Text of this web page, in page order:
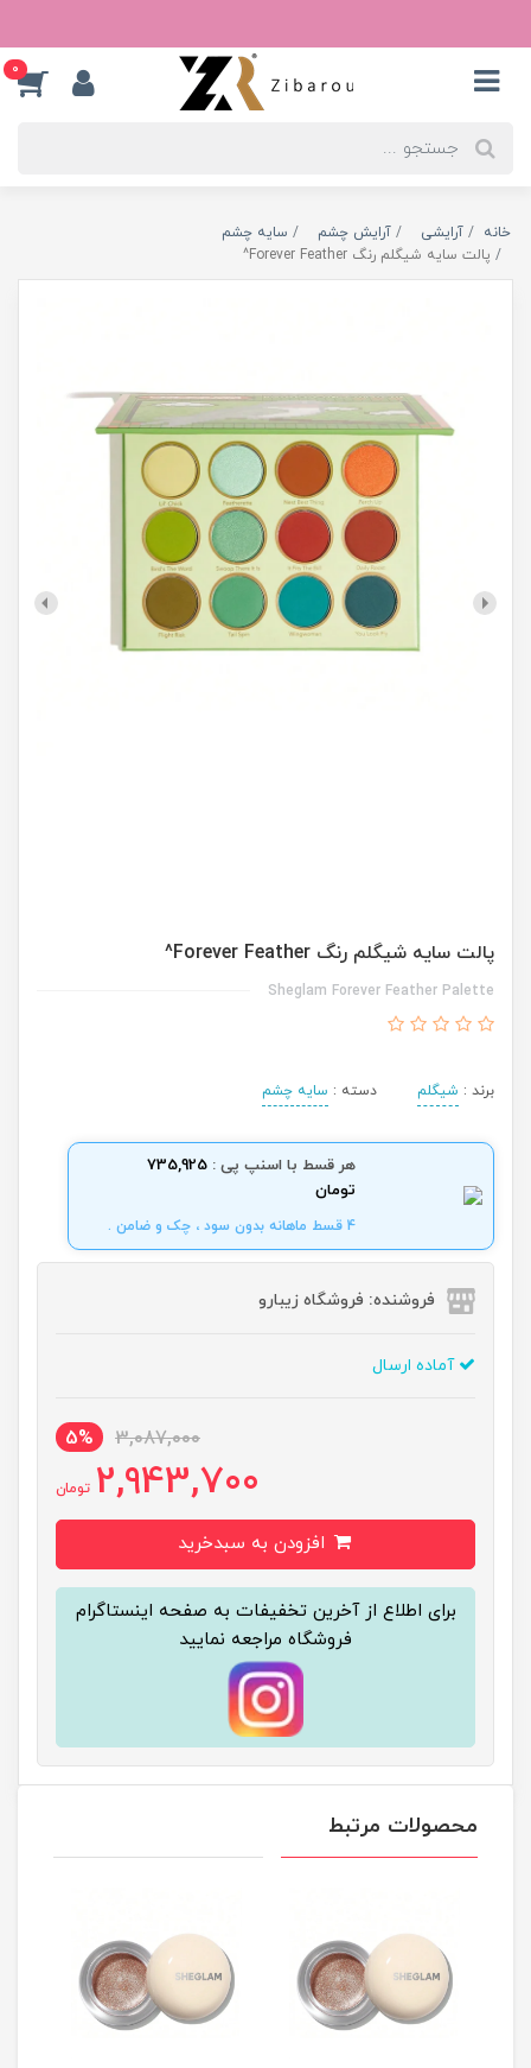
0
خانه آرایشی آرایش چشم
سایه چشم
پالت سایه شیگلم رنگ Forever Feather^
پالت سایه شیگلم رنگ Forever Feather^
Sheglam Forever Feather Palette
برند : شیگلم دسته : سایه چشم
هر قسط با اسنپ پی : 735,925
تومان
4 قسط ماهانه بدون سود ، چک و ضامن .
فروشنده: فروشگاه زیبارو
آماده ارسال
3,087,000
5%
2,943,700 تومان
برای اطلاع از آخرین تخفیفات به صفحه اینستاگرام
فروشگاه مراجعه نمایید
محصولات مرتبط